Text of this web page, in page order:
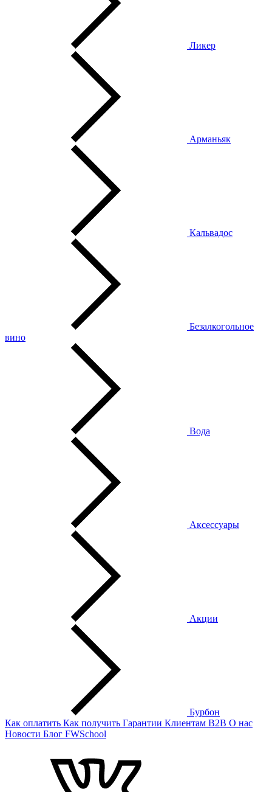
Ликер
Арманьяк
Кальвадос
Безалкогольное
вино
Вода
Аксессуары
Акции
Бурбон
Как оплатить Как получить Гарантии Клиентам B2B О нас
Новости Блог FWSchool